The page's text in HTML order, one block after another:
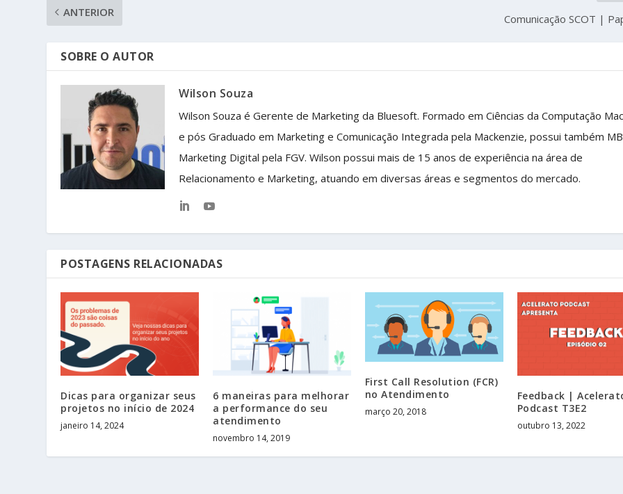
ANTERIOR
Comunicação SCOT |
SOBRE O AUTOR
Wilson Souza
Wilson Souza é Gerente de Marketing da Bluesoft. Formado em Ciências da Computação
e pós Graduado em Marketing e Comunicação Integrada pela Mackenzie, possui também
Marketing Digital pela FGV. Wilson possui mais de 15 anos de experiência na área de
Relacionamento e Marketing, atuando em diversas áreas e segmentos do mercado.
POSTAGENS RELACIONADAS
Dicas para organizar seus
projetos no início de 2024
janeiro 14, 2024
6 maneiras para melhorar
a performance do seu
atendimento
novembro 14, 2019
First Call Resolution (FCR)
no Atendimento
março 20, 2018
Feedback |
Podcast T3E2
outubro 13, 2022